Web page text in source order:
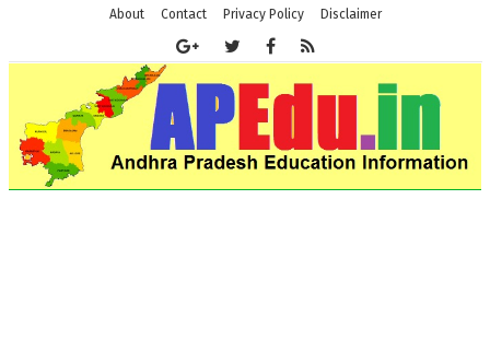
About Contact Privacy Policy Disclaimer